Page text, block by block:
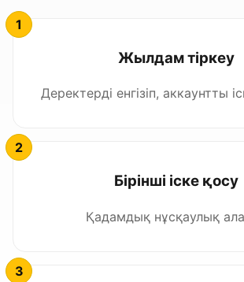
Жылдам тіркеу
Деректерді енгізіп, аккаунтты
Бірінші іске қосу
Қадамдық нұсқаулық